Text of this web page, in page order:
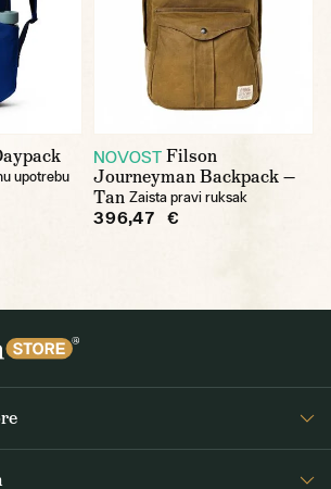
upotrebu
NOVOST Filson
Journeyman Backpack —
Tan Zaista pravi ruksak
396,47 €